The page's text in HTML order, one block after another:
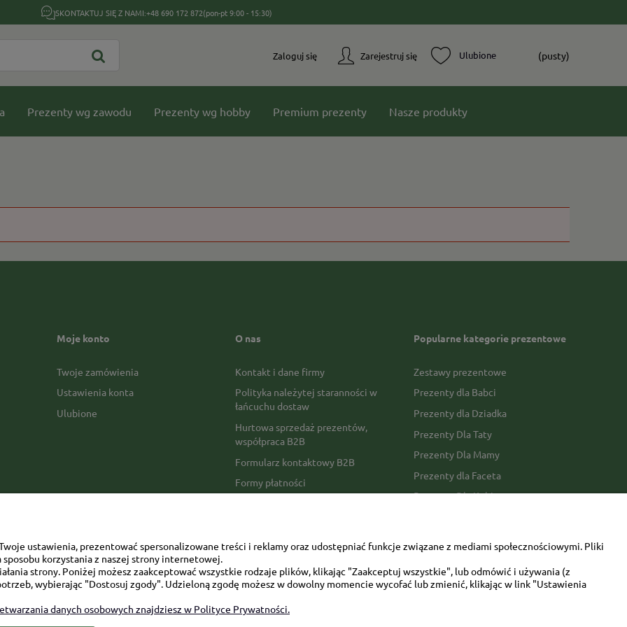
SKONTAKTUJ SIĘ Z NAMI:+48 690 172 872(pon-pt 9:00 - 15:30)
Zarejestruj się
Zaloguj się (pusty)
Prezenty wg zawodu Prezenty wg hobby Premium prezenty Nasze produkty
Moje konto
Twoje zamówienia
Ustawienia konta
Ulubione
O nas
Kontakt i dane firmy
Polityka należytej staranności w
łańcuchu dostaw
Hurtowa sprzedaż prezentów,
współpraca B2B
Formularz kontaktowy B2B
Formy płatności
Opinie Trustmate
Mapa kategorii
Popularne kategorie prezentowe
Zestawy prezentowe
Prezenty dla Babci
Prezenty dla Dziadka
Prezenty Dla Taty
Prezenty Dla Mamy
Prezenty dla Faceta
Prezenty Dla Kobiety
ustawienia, prezentować spersonalizowane treści i reklamy oraz udostępniać funkcje związane z mediami społecznościowymi. Pliki
korzystania z naszej strony internetowej.
strony. Poniżej możesz zaakceptować wszystkie rodzaje plików, klikając "Zaakceptuj wszystkie", lub odmówić i używania (z
wybierając "Dostosuj zgody". Udzieloną zgodę możesz w dowolny momencie wycofać lub zmienić, klikając w link "Ustawienia
danych osobowych znajdziesz w Polityce Prywatności.